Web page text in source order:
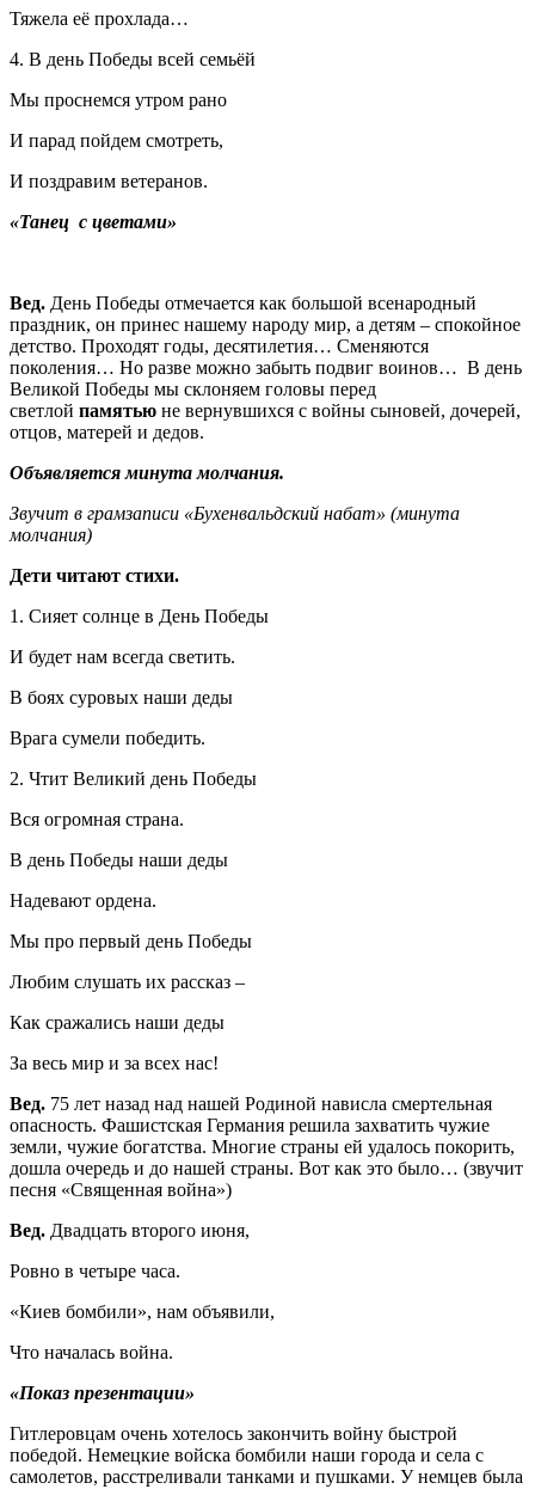
Тяжела её прохлада…
4. В день Победы всей семьёй
Мы проснемся утром рано
И парад пойдем смотреть,
И поздравим ветеранов.
«Танец с цветами»
Вед. День Победы отмечается как большой всенародный
праздник, он принес нашему народу мир, а детям – спокойное
детство. Проходят годы, десятилетия… Сменяются
поколения… Но разве можно забыть подвиг воинов… В день
Великой Победы мы склоняем головы перед
светлой памятью не вернувшихся с войны сыновей, дочерей,
отцов, матерей и дедов.
Объявляется минута молчания.
Звучит в грамзаписи «Бухенвальдский набат» (минута
молчания)
Дети читают стихи.
1. Сияет солнце в День Победы
И будет нам всегда светить.
В боях суровых наши деды
Врага сумели победить.
2. Чтит Великий день Победы
Вся огромная страна.
В день Победы наши деды
Надевают ордена.
Мы про первый день Победы
Любим слушать их рассказ –
Как сражались наши деды
За весь мир и за всех нас!
Вед. 75 лет назад над нашей Родиной нависла смертельная
опасность. Фашистская Германия решила захватить чужие
земли, чужие богатства. Многие страны ей удалось покорить,
дошла очередь и до нашей страны. Вот как это было… (звучит
песня «Священная война»)
Вед. Двадцать второго июня,
Ровно в четыре часа.
«Киев бомбили», нам объявили,
Что началась война.
«Показ презентации»
Гитлеровцам очень хотелось закончить войну быстрой
победой. Немецкие войска бомбили наши города и села с
самолетов, расстреливали танками и пушками. У немцев была